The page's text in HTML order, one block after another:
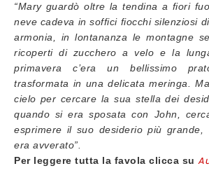
“Mary guardò oltre la tendina a fiori
neve cadeva in soffici fiocchi silenziosi
armonia, in lontananza le montagne
ricoperti di zucchero a velo e la
primavera c’era un bellissimo
trasformata in una delicata meringa.
cielo per cercare la sua stella dei
quando si era sposata con John,
esprimere il suo desiderio più
era avverato”.
Per leggere tutta la favola clicca su